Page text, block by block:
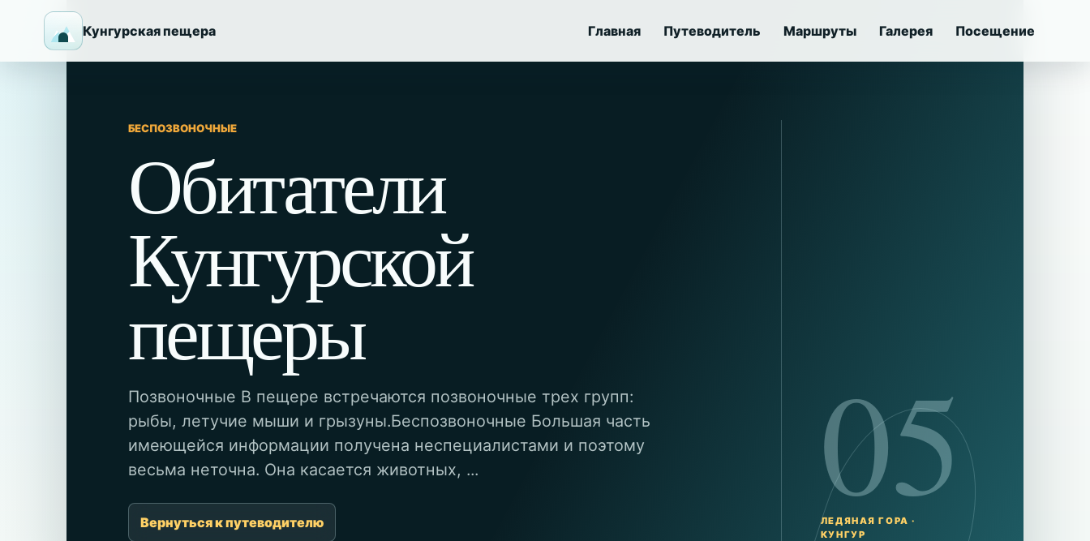
Кунгурская пещера Главная Путеводитель Маршруты Галерея Посещение
БЕСПОЗВОНОЧНЫЕ
Обитатели
Кунгурской
пещеры
Позвоночные В пещере встречаются позвоночные трех групп:
рыбы, летучие мыши и грызуны.Беспозвоночные Большая часть
имеющейся информации получена неспециалистами и поэтому
весьма неточна. Она касается животных, ...
Вернуться к путеводителю 05
ЛЕДЯНАЯ ГОРА ·
КУНГУР